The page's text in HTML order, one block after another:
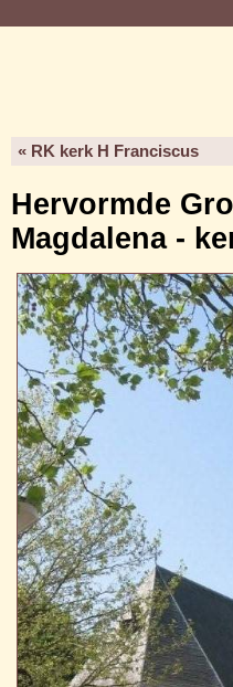
« RK kerk H Franciscus
Hervormde
Magdalena -